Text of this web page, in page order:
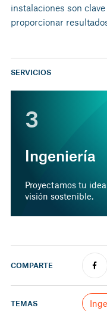
instalaciones son
proporcionar
SERVICIOS
3
Ingeniería
Proyectamos tu
visión sostenible.
COMPARTE
TEMAS